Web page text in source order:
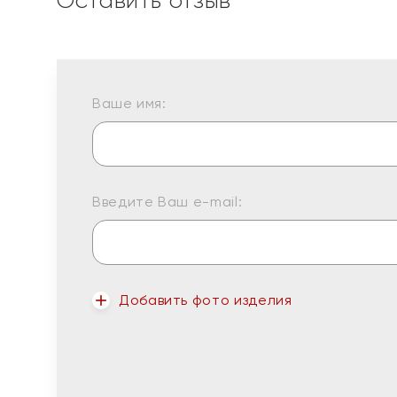
Ваше имя:
Введите Ваш e-mail:
Добавить фото изделия